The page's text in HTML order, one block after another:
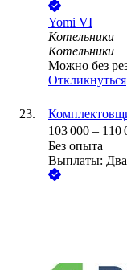
Yomi VI
Котельники
Котельники
Можно без
Откликнуться
103 000 – 110
Без опыта
Выплаты: Два